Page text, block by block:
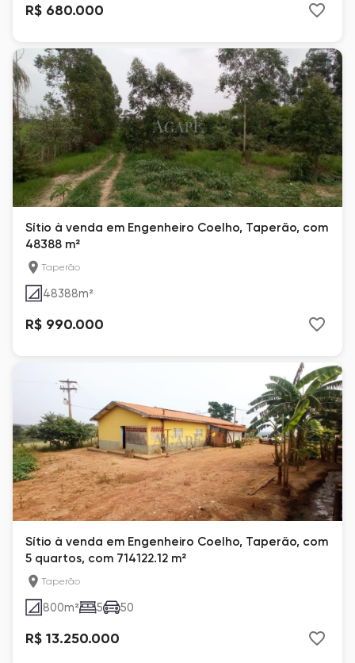
R$ 680.000
Sítio à venda em Engenheiro Coelho, Taperão, com
48388 m²
Taperão
48388m²
R$ 990.000
Sítio à venda em Engenheiro Coelho, Taperão, com
5 quartos, com 714122.12 m²
Taperão
800m² 5 50
R$ 13.250.000